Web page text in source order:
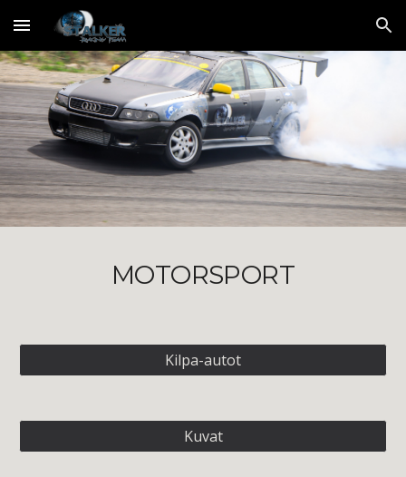
Skip to main content Skip to navigation
MOTORSPORT
Kilpa-autot
Kuvat